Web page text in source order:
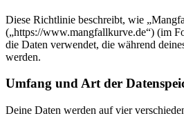
Diese Richtlinie beschreibt, wie
(„https://www.mangfallkurve.de“) (im
die Daten verwendet, die während
werden.
Umfang und Art der
Deine Daten werden auf vier